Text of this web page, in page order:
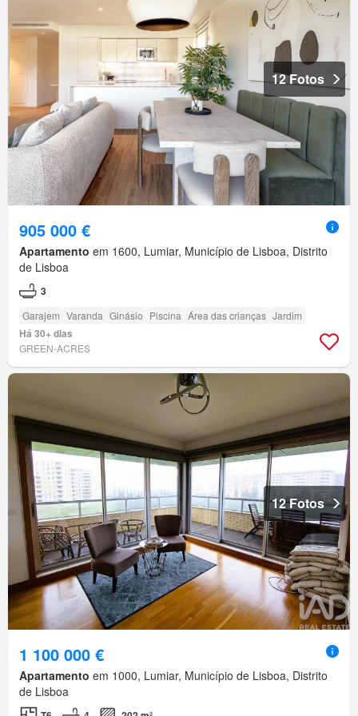
12 Fotos
905 000 €
Apartamento em 1600, Lumiar, Município de Lisboa, Distrito
de Lisboa
3
Garajem Varanda Ginásio Piscina Área das crianças Jardim
Há 30+ dias
GREEN-ACRES
12 Fotos
1 100 000 €
Apartamento em 1000, Lumiar, Município de Lisboa, Distrito
de Lisboa